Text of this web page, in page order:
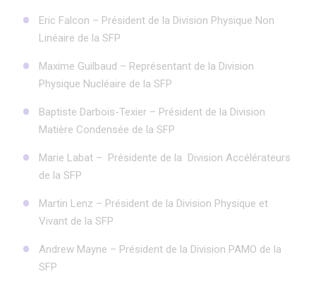
Eric Falcon – Président de la Division Physique Non
Linéaire de la SFP
Maxime Guilbaud – Représentant de la Division
Physique Nucléaire de la SFP
Baptiste Darbois-Texier – Président de la Division
Matière Condensée de la SFP
Marie Labat – Présidente de la Division Accélérateurs
de la SFP
Martin Lenz – Président de la Division Physique et
Vivant de la SFP
Andrew Mayne – Président de la Division PAMO de la
SFP